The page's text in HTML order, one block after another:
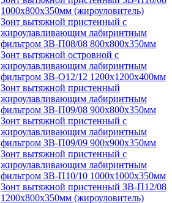
1000х800х350мм (жироуловитель)
Зонт вытяжной пристенный с
жироулавливающим лабиринтным
фильтром ЗВ-П08/08 800х800х350мм
Зонт вытяжной островной с
жироулавливающим лабиринтным
фильтром ЗВ-О12/12 1200х1200х400мм
Зонт вытяжной пристенный
жироулавливающим лабиринтным
фильтром ЗВ-П09/08 900х800х350мм
Зонт вытяжной пристенный с
жироулавливающим лабиринтным
фильтром ЗВ-П09/09 900х900х350мм
Зонт вытяжной пристенный с
жироулавливающим лабиринтным
фильтром ЗВ-П10/10 1000х1000х350мм
Зонт вытяжной пристенный ЗВ-П12/08
1200х800х350мм (жироуловитель)